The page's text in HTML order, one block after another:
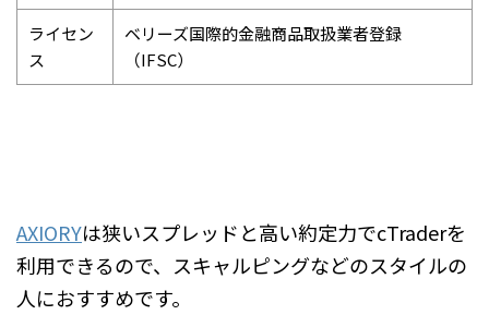
ライセン
ス
ベリーズ国際的金融商品取扱業者登録
（IFSC）
AXIORYは狭いスプレッドと高い約定力でcTraderを
利用できるので、スキャルピングなどのスタイルの
人におすすめです。